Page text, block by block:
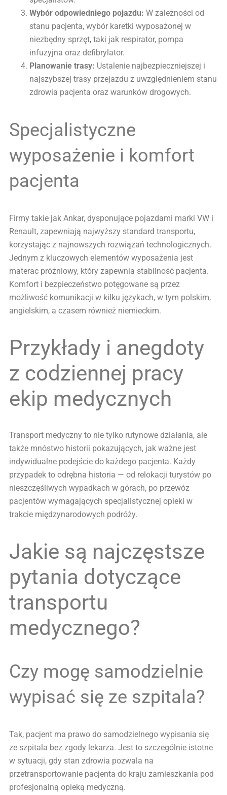
Wybór odpowiedniego pojazdu: W zależności od
stanu pacjenta, wybór karetki wyposażonej w
niezbędny sprzęt, taki jak respirator, pompa
infuzyjna oraz defibrylator.
Planowanie trasy: Ustalenie najbezpieczniejszej i
najszybszej trasy przejazdu z uwzględnieniem stanu
zdrowia pacjenta oraz warunków drogowych.
Specjalistyczne
wyposażenie i komfort
pacjenta
Firmy takie jak Ankar, dysponujące pojazdami marki VW i
Renault, zapewniają najwyższy standard transportu,
korzystając z najnowszych rozwiązań technologicznych.
Jednym z kluczowych elementów wyposażenia jest
materac próżniowy, który zapewnia stabilność pacjenta.
Komfort i bezpieczeństwo potęgowane są przez
możliwość komunikacji w kilku językach, w tym polskim,
angielskim, a czasem również niemieckim.
Przykłady i anegdoty
z codziennej pracy
ekip medycznych
Transport medyczny to nie tylko rutynowe działania, ale
także mnóstwo historii pokazujących, jak ważne jest
indywidualne podejście do każdego pacjenta. Każdy
przypadek to odrębna historia — od relokacji turystów po
nieszczęśliwych wypadkach w górach, po przewóz
pacjentów wymagających specjalistycznej opieki w
trakcie międzynarodowych podróży.
Jakie są najczęstsze
pytania dotyczące
transportu
medycznego?
Czy mogę samodzielnie
wypisać się ze szpitala?
Tak, pacjent ma prawo do samodzielnego wypisania się
ze szpitala bez zgody lekarza. Jest to szczególnie istotne
w sytuacji, gdy stan zdrowia pozwala na
przetransportowanie pacjenta do kraju zamieszkania pod
profesjonalną opieką medyczną.